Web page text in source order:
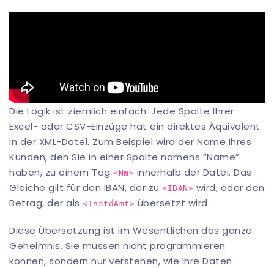
Die Logik ist ziemlich einfach. Jede Spalte Ihrer
Excel- oder CSV-Einzüge hat ein direktes Äquivalent
in der XML-Datei. Zum Beispiel wird der Name Ihres
Kunden, den Sie in einer Spalte namens “Name”
haben, zu einem Tag <Nm> innerhalb der Datei. Das
Gleiche gilt für den IBAN, der zu <IBAN> wird, oder den
Betrag, der als <InstdAmt> übersetzt wird.
Diese Übersetzung ist im Wesentlichen das ganze
Geheimnis. Sie müssen nicht programmieren
können, sondern nur verstehen, wie Ihre Daten